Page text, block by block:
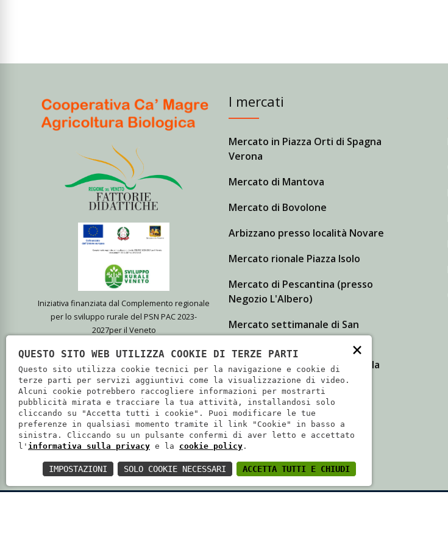
Iniziativa finanziata dal Complemento regionale
per lo sviluppo rurale del PSN PAC 2023-
2027per il Veneto
L'azienda Agricola Biologica Cà
Magre, di Isola della Scala, coltiva
prodotti bio di elevata qualità che
vende presso i propri punti vendita e
i principali mercati di Verona e
Mantova.
I mercati
Mercato in Piazza Orti di Spagna
Verona
Mercato di Mantova
Mercato di Bovolone
Arbizzano presso località Novare
Mercato rionale Piazza Isolo
Mercato di Pescantina (presso
Negozio L'Albero)
Mercato settimanale di San
Giovanni Lupatoto
Punto vendita a Isola della Scala
×
QUESTO SITO WEB UTILIZZA COOKIE DI TERZE PARTI
Questo sito utilizza cookie tecnici per la navigazione e cookie di
terze parti per servizi aggiuntivi come la visualizzazione di video.
Alcuni cookie potrebbero raccogliere informazioni per mostrarti
pubblicità mirata e tracciare la tua attività, installandosi solo
cliccando su "Accetta tutti i cookie". Puoi modificare le tue
preferenze in qualsiasi momento tramite il link "Cookie" in basso a
sinistra. Cliccando su un pulsante confermi di aver letto e accettato
l' informativa sulla privacy e la cookie policy .
ACCETTA TUTTI E CHIUDI
SOLO COOKIE NECESSARI
IMPOSTAZIONI